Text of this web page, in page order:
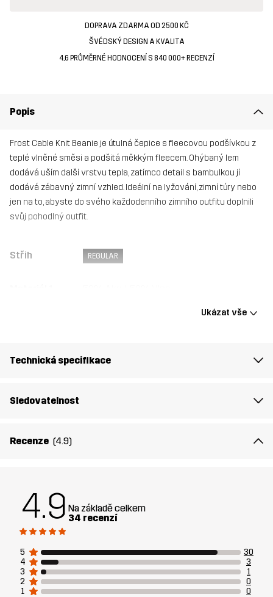
DOPRAVA ZDARMA OD 2500 KČ
ŠVÉDSKÝ DESIGN A KVALITA
4,6 PRŮMĚRNÉ HODNOCENÍ S 840 000+ RECENZÍ
Popis
Frost Cable Knit Beanie je útulná čepice s fleecovou podšívkou z
teplé vlněné směsi a podšitá měkkým fleecem. Ohýbaný lem
dodává uším další vrstvu tepla, zatímco detail s bambulkou jí
dodává zábavný zimní vzhled. Ideální na lyžování, zimní túry nebo
jen na to, abyste do svého každodenního zimního outfitu doplnili
svůj pohodlný outfit.
Střih REGULAR
Váha: 177g
Ukázat vše
Technická specifikace
Sledovatelnost
Recenze (4.9)
4.9 Na základě celkem
34 recenzí
5
30
4
3
3
1
2
0
1
0